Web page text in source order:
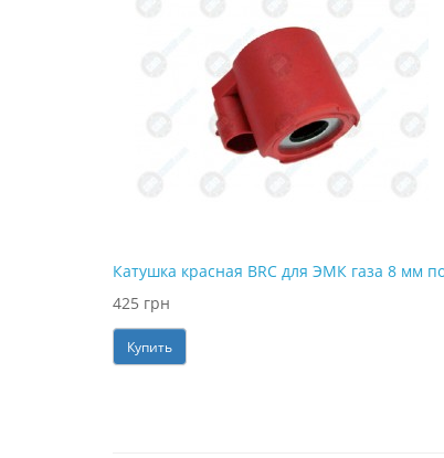
Катушка красная BRC для ЭМК газа 8 мм
425 грн
Купить